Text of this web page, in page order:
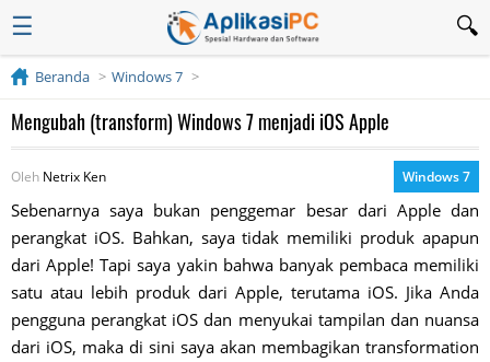
☰
Beranda Windows 7
Mengubah (transform) Windows 7 menjadi iOS Apple
Oleh Netrix Ken Windows 7
Sebenarnya saya bukan penggemar besar dari Apple dan
perangkat iOS. Bahkan, saya tidak memiliki produk apapun
dari Apple! Tapi saya yakin bahwa banyak pembaca memiliki
satu atau lebih produk dari Apple, terutama iOS. Jika Anda
pengguna perangkat iOS dan menyukai tampilan dan nuansa
dari iOS, maka di sini saya akan membagikan transformation